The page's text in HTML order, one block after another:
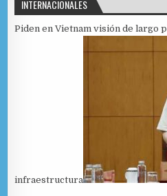
INTERNACIONALES
Piden en Vietnam visión de largo
infraestructura